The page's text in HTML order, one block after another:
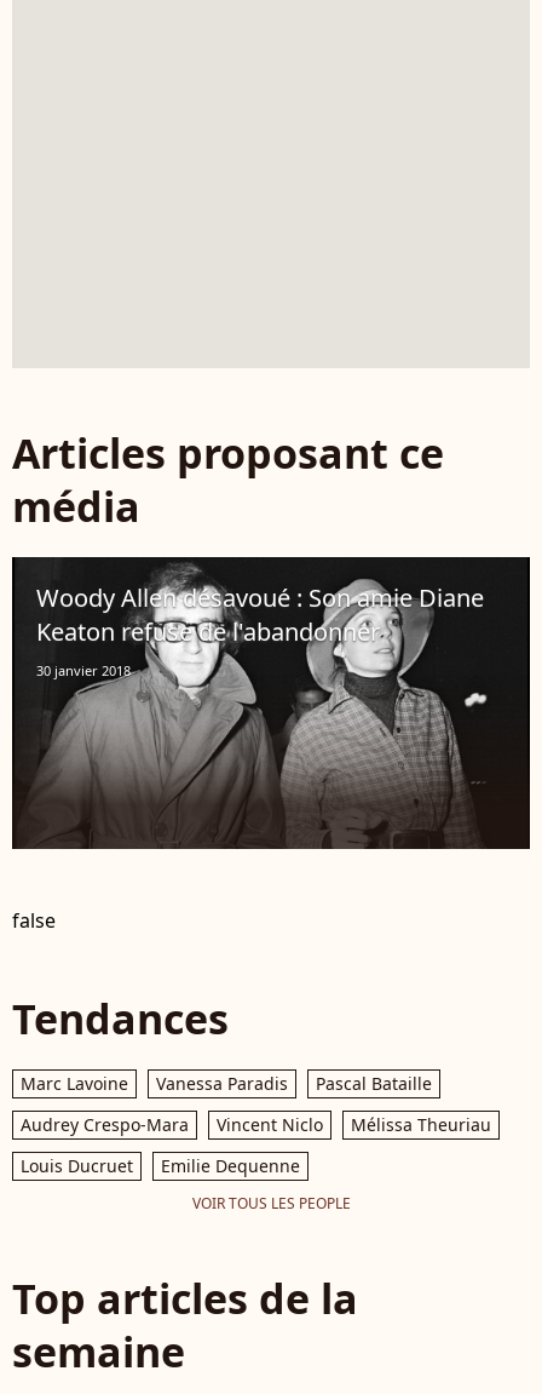
Articles proposant ce
média
Woody Allen désavoué : Son amie Diane
Keaton refuse de l'abandonner
30 janvier 2018
false
Tendances
Marc Lavoine Vanessa Paradis
Pascal Bataille
Audrey Crespo-Mara
Vincent Niclo
Mélissa Theuriau
Louis Ducruet
Emilie Dequenne
VOIR TOUS LES PEOPLE
Top articles de la
semaine